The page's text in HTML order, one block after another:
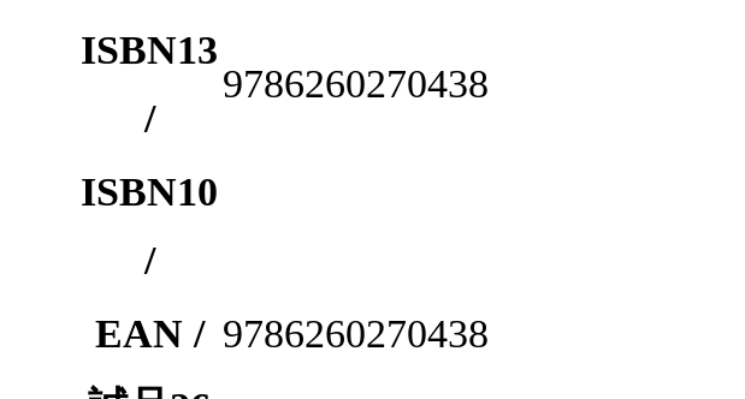
ISBN13
/
9786260270438
ISBN10
/
EAN / 9786260270438